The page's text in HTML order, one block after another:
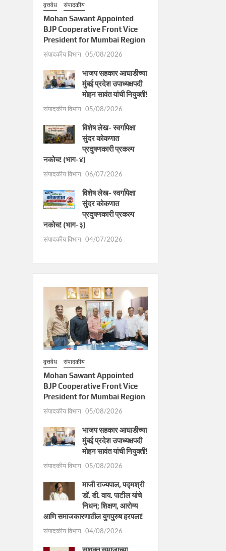
वृत्तवेध संपादकीय
Mohan Sawant Appointed
BJP Cooperative Front Vice
President for Mumbai Region
संपादकीय विभाग 05/08/2026
भाजप सहकार आघाडीच्या
मुंबई प्रदेश उपाध्यक्षपदी
मोहन सावंत यांची नियुक्ती!
संपादकीय विभाग 05/08/2026
विशेष लेख- स्वर्गापेक्षा
सुंदर कोकणात
प्रदुषणकारी प्रकल्प
नकोच! (भाग-४)
संपादकीय विभाग 06/07/2026
विशेष लेख- स्वर्गापेक्षा
सुंदर कोकणात
प्रदुषणकारी प्रकल्प
नकोच! (भाग-३)
संपादकीय विभाग 04/07/2026
वृत्तवेध संपादकीय
Mohan Sawant Appointed
BJP Cooperative Front Vice
President for Mumbai Region
संपादकीय विभाग 05/08/2026
भाजप सहकार आघाडीच्या
मुंबई प्रदेश उपाध्यक्षपदी
मोहन सावंत यांची नियुक्ती!
संपादकीय विभाग 05/08/2026
माजी राज्यपाल, पद्मश्री
डॉ. डी. वाय. पाटील यांचे
निधन; शिक्षण, आरोग्य
आणि समाजकारणातील युगपुरुष हरपला!
संपादकीय विभाग 04/08/2026